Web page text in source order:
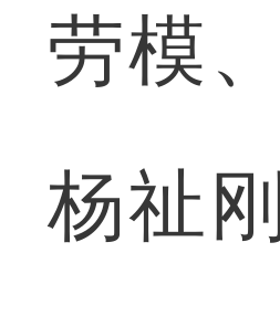
劳模
杨祉